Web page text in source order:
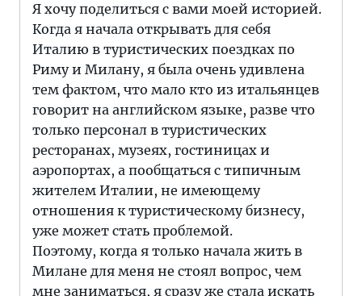
Я хочу поделиться с вами моей историей.
Когда я начала открывать для себя
Италию в туристических поездках по
Риму и Милану, я была очень удивлена
тем фактом, что мало кто из итальянцев
говорит на английском языке, разве что
только персонал в туристических
ресторанах, музеях, гостиницах и
аэропортах, а пообщаться с типичным
жителем Италии, не имеющему
отношения к туристическому бизнесу,
уже может стать проблемой.
Поэтому, когда я только начала жить в
Милане для меня не стоял вопрос, чем
мне заниматься, я сразу же стала искать